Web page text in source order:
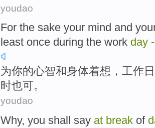
youdao
For the sake your mind and
least once during the work day -
为你的心智和身体着想 ， 工作日
时也可。
youdao
Why, you shall say at break of